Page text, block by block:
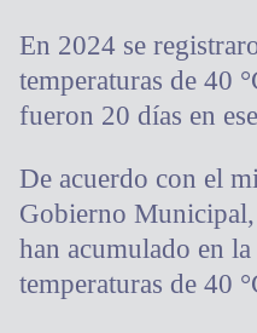
En 2024 se
temperaturas de 40
fueron 20 días en
De acuerdo con el
Gobierno
han acumulado en
temperaturas de 40